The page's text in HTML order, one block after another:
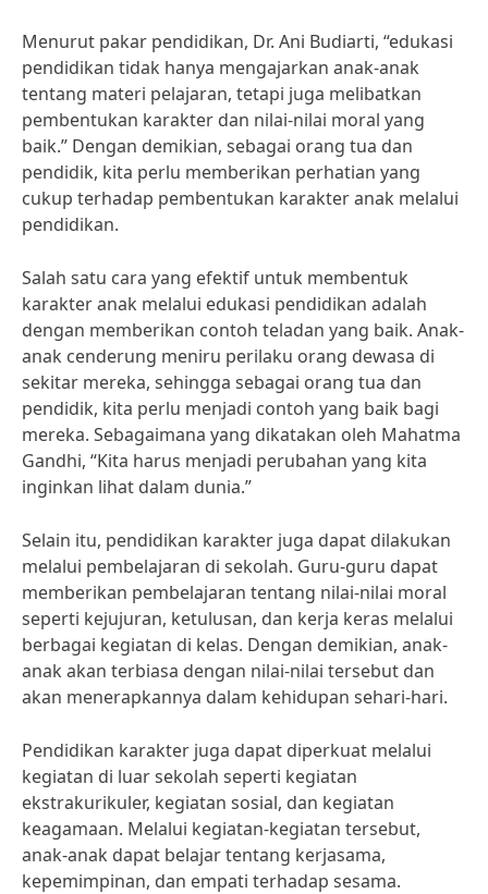
Menurut pakar pendidikan, Dr. Ani Budiarti, “edukasi
pendidikan tidak hanya mengajarkan anak-anak
tentang materi pelajaran, tetapi juga melibatkan
pembentukan karakter dan nilai-nilai moral yang
baik.” Dengan demikian, sebagai orang tua dan
pendidik, kita perlu memberikan perhatian yang
cukup terhadap pembentukan karakter anak melalui
pendidikan.
Salah satu cara yang efektif untuk membentuk
karakter anak melalui edukasi pendidikan adalah
dengan memberikan contoh teladan yang baik. Anak-
anak cenderung meniru perilaku orang dewasa di
sekitar mereka, sehingga sebagai orang tua dan
pendidik, kita perlu menjadi contoh yang baik bagi
mereka. Sebagaimana yang dikatakan oleh Mahatma
Gandhi, “Kita harus menjadi perubahan yang kita
inginkan lihat dalam dunia.”
Selain itu, pendidikan karakter juga dapat dilakukan
melalui pembelajaran di sekolah. Guru-guru dapat
memberikan pembelajaran tentang nilai-nilai moral
seperti kejujuran, ketulusan, dan kerja keras melalui
berbagai kegiatan di kelas. Dengan demikian, anak-
anak akan terbiasa dengan nilai-nilai tersebut dan
akan menerapkannya dalam kehidupan sehari-hari.
Pendidikan karakter juga dapat diperkuat melalui
kegiatan di luar sekolah seperti kegiatan
ekstrakurikuler, kegiatan sosial, dan kegiatan
keagamaan. Melalui kegiatan-kegiatan tersebut,
anak-anak dapat belajar tentang kerjasama,
kepemimpinan, dan empati terhadap sesama.